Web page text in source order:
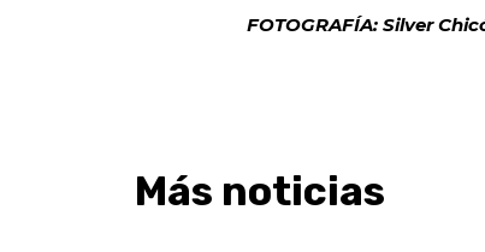
FOTOGRAFÍA: Silver
Más noticias